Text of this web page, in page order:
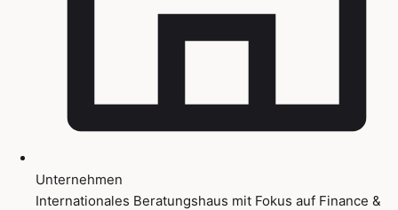
Unternehmen
Internationales Beratungshaus mit Fokus auf Finance &